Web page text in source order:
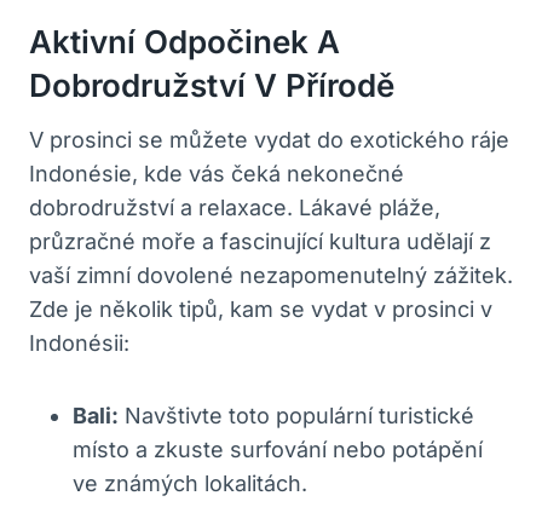
Aktivní Odpočinek A
Dobrodružství V Přírodě
V prosinci se můžete vydat do exotického ráje
Indonésie, kde vás čeká nekonečné
dobrodružství a relaxace. Lákavé pláže,
průzračné moře a fascinující kultura udělají z
vaší zimní dovolené nezapomenutelný zážitek.
Zde je několik tipů, kam se vydat v prosinci v
Indonésii:
Bali: Navštivte toto populární turistické
místo a zkuste surfování nebo potápění
ve známých lokalitách.